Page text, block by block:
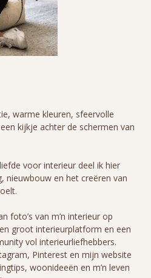
warme kleuren, sfeervolle
kijkje achter de schermen van
voor interieur deel ik hier
nieuwbouw en het creëren van
foto’s van m’n interieur op
groot interieurplatform en een
vol interieurliefhebbers.
Pinterest en mijn website
woonideeën en m’n leven